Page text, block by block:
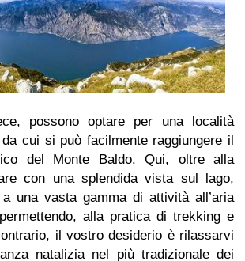
possono optare per una località
cui si può facilmente raggiungere il
del Monte Baldo. Qui, oltre alla
con una splendida vista sul lago,
una vasta gamma di attività all’aria
alla pratica di trekking e
il vostro desiderio è rilassarvi
natalizia nel più tradizionale dei